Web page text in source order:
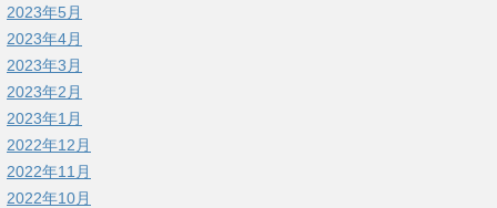
2023年5月
2023年4月
2023年3月
2023年2月
2023年1月
2022年12月
2022年11月
2022年10月